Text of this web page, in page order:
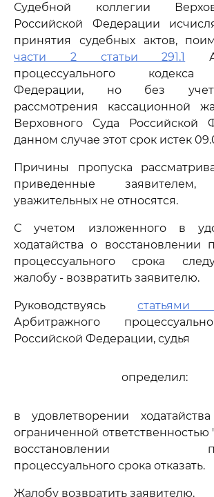
Судебной коллегии
Российской Федерации
принятия судебных актов,
части 2 статьи 291.1
процессуального кодекса
Федерации, но без
рассмотрения кассационной
Верховного Суда Российской
данном случае этот срок истек
Причины пропуска
приведенные
уважительных не относятся.
С учетом изложенного в
ходатайства о восстановлении
процессуального срока
жалобу - возвратить заявителю.
Руководствуясьстатьями
Арбитражного
Российской Федерации, судья
определил:
в удовлетворении
ограниченной
восстановлении
процессуального срока отказать.
Жалобу возвратить заявителю.